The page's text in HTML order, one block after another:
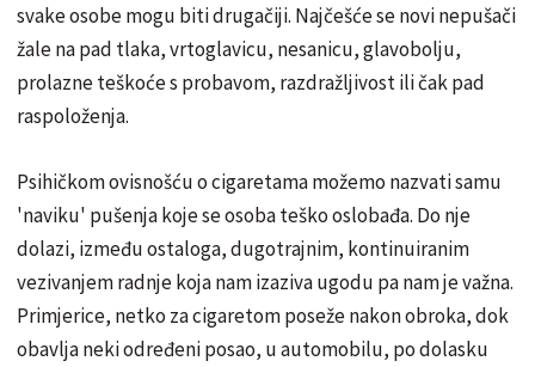
svake osobe mogu biti drugačiji. Najčešće se novi nepušači
žale na pad tlaka, vrtoglavicu, nesanicu, glavobolju,
prolazne teškoće s probavom, razdražljivost ili čak pad
raspoloženja.
Psihičkom ovisnošću o cigaretama možemo nazvati samu
'naviku' pušenja koje se osoba teško oslobađa. Do nje
dolazi, između ostaloga, dugotrajnim, kontinuiranim
vezivanjem radnje koja nam izaziva ugodu pa nam je važna.
Primjerice, netko za cigaretom poseže nakon obroka, dok
obavlja neki određeni posao, u automobilu, po dolasku